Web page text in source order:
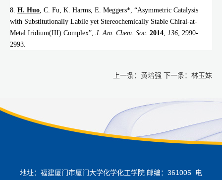
8. H. Huo , C. Fu, K. Harms, E. Meggers*, “Asymmetric Catalysis
with Substitutionally Labile yet Stereochemically Stable Chiral-at-
Metal Iridium(III) Complex”, J. Am. Chem. Soc. 2014 136 , 2990-
2993.
上一条： 黄培强 下一条： 林玉妹
地址：福建厦门市厦门大学化学化工学院 邮编：361005 电